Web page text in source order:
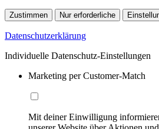
Zustimmen Nur erforderliche
Datenschutzerklärung
Individuelle Datenschutz-Einstellungen
Marketing per Customer-Match
Mit deiner Einwilligung